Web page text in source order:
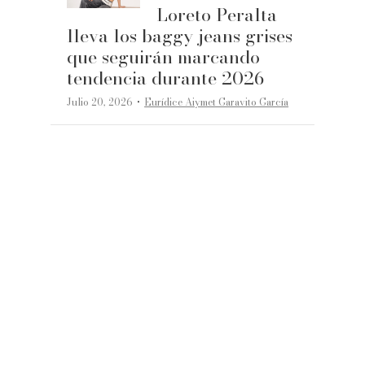
Loreto Peralta
lleva los baggy jeans grises
que seguirán marcando
tendencia durante 2026
Julio 20, 2026 ·Eurídice Aiymet Garavito García